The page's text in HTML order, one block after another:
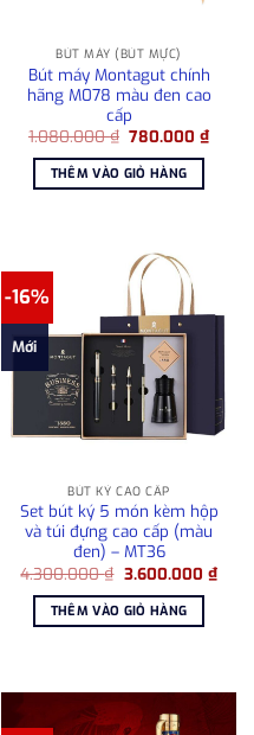
₫.
BÚT MÁY (BÚT MỰC)
Bút máy Montagut chính
hãng M078 màu đen cao
cấp
1.080.000₫ Giá
là:
1.080.000 ₫.
780.000₫Giá
hiện
THÊM VÀO GIỎ HÀNG
-16%
Mới
BÚT KÝ CAO CẤP
Set bút ký 5 món kèm hộp
và túi đựng cao cấp (màu
đen) – MT36
4.300.000₫ Giá
là:
4.300.000 ₫.
3.600.000 ₫Giá
hiện
THÊM VÀO GIỎ HÀNG